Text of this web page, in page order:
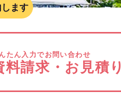
ます
たん入力でお問い合わせ
料請求・お見積り